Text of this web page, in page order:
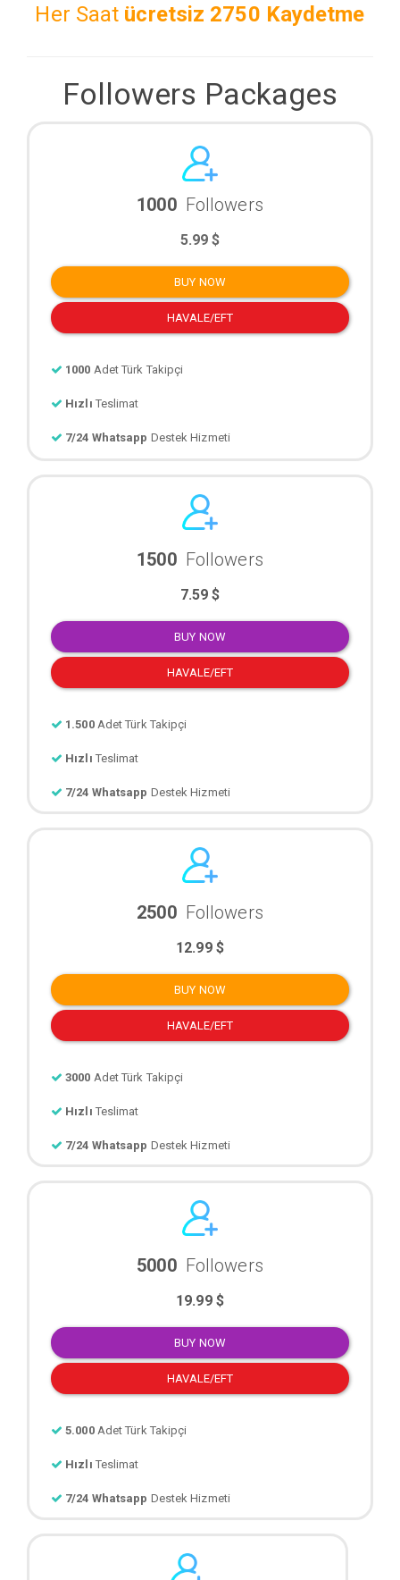
Her Saat ücretsiz 2750 Kaydetme
Followers Packages
1000 Followers
5.99 $
BUY NOW
HAVALE/EFT
1000 Adet Türk Takipçi
Hızlı Teslimat
7/24 Whatsapp Destek Hizmeti
1500 Followers
7.59 $
BUY NOW
HAVALE/EFT
1.500 Adet Türk Takipçi
Hızlı Teslimat
7/24 Whatsapp Destek Hizmeti
2500 Followers
12.99 $
BUY NOW
HAVALE/EFT
3000 Adet Türk Takipçi
Hızlı Teslimat
7/24 Whatsapp Destek Hizmeti
5000 Followers
19.99 $
BUY NOW
HAVALE/EFT
5.000 Adet Türk Takipçi
Hızlı Teslimat
7/24 Whatsapp Destek Hizmeti